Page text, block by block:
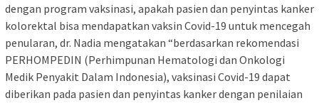
dengan program vaksinasi, apakah pasien dan penyintas kanker
kolorektal bisa mendapatkan vaksin Covid-19 untuk mencegah
penularan, dr. Nadia mengatakan “berdasarkan rekomendasi
PERHOMPEDIN (Perhimpunan Hematologi dan Onkologi
Medik Penyakit Dalam Indonesia), vaksinasi Covid-19 dapat
diberikan pada pasien dan penyintas kanker dengan penilaian